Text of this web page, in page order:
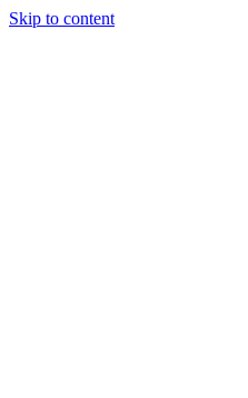
Skip to content